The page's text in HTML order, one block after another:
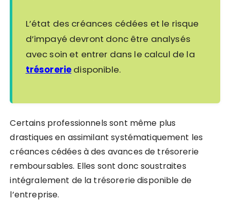
L’état des créances cédées et le risque
d’impayé devront donc être analysés
avec soin et entrer dans le calcul de la
trésorerie disponible.
Certains professionnels sont même plus
drastiques en assimilant systématiquement les
créances cédées à des avances de trésorerie
remboursables. Elles sont donc soustraites
intégralement de la trésorerie disponible de
l’entreprise.